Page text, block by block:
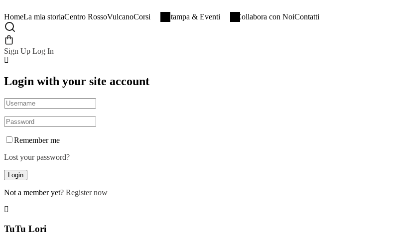
HomeLa mia storiaCentro RossoVulcanoCorsi Stampa & Eventi Collabora con NoiContatti
Sign Up Log In
Login with your site account
Remember me
Lost your password?
Not a member yet? Register now
TuTu Lori